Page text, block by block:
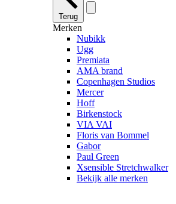
Terug
Merken
Nubikk
Ugg
Premiata
AMA brand
Copenhagen Studios
Mercer
Hoff
Birkenstock
VIA VAI
Floris van Bommel
Gabor
Paul Green
Xsensible Stretchwalker
Bekijk alle merken